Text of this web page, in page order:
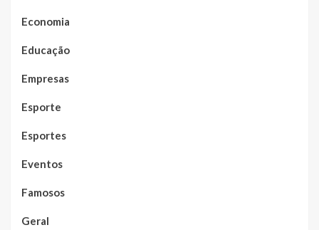
Economia
Educação
Empresas
Esporte
Esportes
Eventos
Famosos
Geral